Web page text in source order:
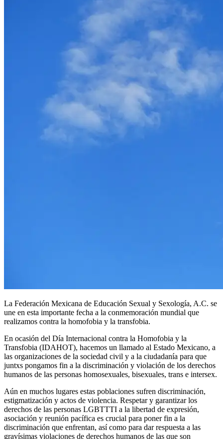
La Federación Mexicana de Educación Sexual y Sexología, A.C. se
une en esta importante fecha a la conmemoración mundial que
realizamos contra la homofobia y la transfobia.
En ocasión del Día Internacional contra la Homofobia y la
Transfobia (IDAHOT), hacemos un llamado al Estado Mexicano, a
las organizaciones de la sociedad civil y a la ciudadanía para que
juntxs pongamos fin a la discriminación y violación de los derechos
humanos de las personas homosexuales, bisexuales, trans e intersex.
Aún en muchos lugares estas poblaciones sufren discriminación,
estigmatización y actos de violencia. Respetar y garantizar los
derechos de las personas LGBTTTI a la libertad de expresión,
asociación y reunión pacífica es crucial para poner fin a la
discriminación que enfrentan, así como para dar respuesta a las
gravísimas violaciones de derechos humanos de las que son